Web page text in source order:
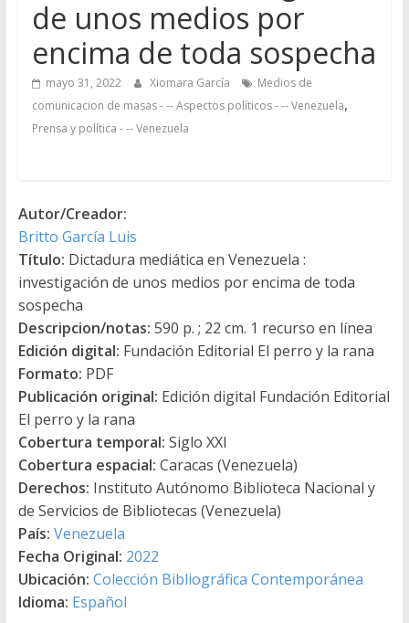
de unos medios por
encima de toda sospecha
mayo 31, 2022 Xiomara García
Medios de
comunicacion de masas - -- Aspectos políticos - -- Venezuela,
Prensa y política - -- Venezuela
Autor/Creador:
Britto García Luis
Título: Dictadura mediática en Venezuela :
investigación de unos medios por encima de toda
sospecha
Descripcion/notas: 590 p. ; 22 cm. 1 recurso en línea
Edición digital: Fundación Editorial El perro y la rana
Formato: PDF
Publicación original: Edición digital Fundación Editorial
El perro y la rana
Cobertura temporal: Siglo XXI
Cobertura espacial: Caracas (Venezuela)
Derechos: Instituto Autónomo Biblioteca Nacional y
de Servicios de Bibliotecas (Venezuela)
País: Venezuela
Fecha Original: 2022
Ubicación: Colección Bibliográfica Contemporánea
Idioma: Español